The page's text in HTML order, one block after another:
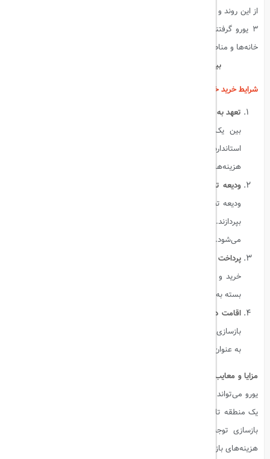
از این روند و احیای این مناطق، تصمیم به فروش این خانه‌ها با قیمت نمادین
۳ یورو گرفتند. هدف اصلی این طرح، جذب ساکنین جدید و بازسازی این
خانه‌ها و مناطق اطراف است.
بیشتر بخوانید:
شرایط خرید خانه‌های ۳ یورویی:
تعهد به بازسازی:
بین یک تا سه سال، خانه را بازسازی کنند. این بازسازی باید با
استانداردهای معین شده توسط شهرداری‌ها مطابقت داشته باشد و
هزینه‌های مربوط به آن ممکن است تا چندین هزار یورو برسد.
ودیعه تضمینی:
بپردازند. این ودیعه پس از تکمیل و تایید بازسازی به خریدار بازگردانده
می‌شود.
پرداخت هزینه‌های جانبی:
خرید و بازسازی خانه بر عهده خریدار است. این هزینه‌ها ممکن است
بسته به موقعیت و شرایط خانه متفاوت باشد.
اقامت در خانه:
بازسازی، حداقل به مدت چند سال در خانه اقامت داشته باشند و یا از آن
به عنوان محل کسب و کار استفاده کنند.
مزایا و معایب خرید خانه‌های ۳ یورویی:
یورو می‌تواند فرصتی بی‌نظیر برای کسانی باشد که به دنبال تجربه زندگی در
یک منطقه تاریخی و زیبا هستند. با این حال، باید به هزینه‌ها و چالش‌های
بازسازی توجه داشت. این خانه‌ها اغلب نیاز به تعمیرات اساسی دارند و
هزینه‌های بازسازی ممکن است از حد انتظار فراتر رود.